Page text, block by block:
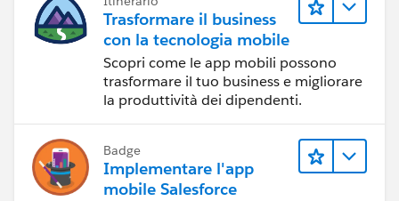
Trasformare il business
con la tecnologia mobile
Scopri come le app mobili possono
trasformare il tuo business e migliorare
la produttività dei dipendenti.
Badge
Implementare l'app
mobile Salesforce